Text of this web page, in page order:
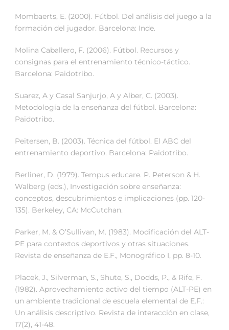
Mombaerts, E. (2000). Fútbol. Del análisis del juego a la
formación del jugador. Barcelona: Inde.
Molina Caballero, F. (2006). Fútbol. Recursos y
consignas para el entrenamiento técnico-táctico.
Barcelona: Paidotribo.
Suarez, A y Casal Sanjurjo, A y Alber, C. (2003).
Metodología de la enseñanza del fútbol. Barcelona:
Paidotribo.
Peitersen, B. (2003). Técnica del fútbol. El ABC del
entrenamiento deportivo. Barcelona: Paidotribo.
Berliner, D. (1979). Tempus educare. P. Peterson & H.
Walberg (eds.), Investigación sobre enseñanza:
conceptos, descubrimientos e implicaciones (pp. 120-
135). Berkeley, CA: McCutchan.
Parker, M. & O’Sullivan, M. (1983). Modificación del ALT-
PE para contextos deportivos y otras situaciones.
Revista de enseñanza de E.F., Monográfico I, pp. 8-10.
Placek, J., Silverman, S., Shute, S., Dodds, P., & Rife, F.
(1982). Aprovechamiento activo del tiempo (ALT-PE) en
un ambiente tradicional de escuela elemental de E.F.:
Un análisis descriptivo. Revista de interacción en clase,
17(2), 41-48.